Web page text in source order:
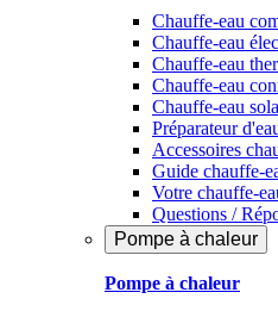
Chauffe-eau
Chauffe-eau
Chauffe-eau
Chauffe-eau
Chauffe-eau
Préparateur
Accessoires
Guide chauffe-
Votre chauffe-
Questions /
Pompe à chaleur
Pompe à chaleur